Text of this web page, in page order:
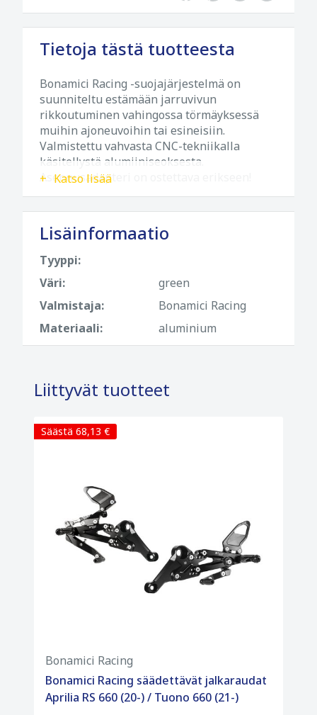
Tietoja tästä tuotteesta
Bonamici Racing -suojajärjestelmä on
suunniteltu estämään jarruvivun
rikkoutuminen vahingossa törmäyksessä
muihin ajoneuvoihin tai esineisiin.
Valmistettu vahvasta CNC-tekniikalla
käsitellystä alumiiniseoksesta.
Asennusadapteri on ostettava erikseen!
Katso lisää
Lisäinformaatio
Tyyppi:
Väri:
green
Valmistaja:
Bonamici Racing
Materiaali:
aluminium
Liittyvät tuotteet
Säästä 68,13 €
Bonamici Racing
Bonamici Racing säädettävät jalkaraudat
Aprilia RS 660 (20-) / Tuono 660 (21-)